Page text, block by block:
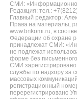
СМИ:
Редакция: тел.:
Главный редактор:
Права на материалы,
www.bnkomi.ru, в
Федерации об охране
принадлежат СМИ:
не подлежат
форме без
СМИ
службы по надзору за
массовых
регистрационный
перерегистрировано